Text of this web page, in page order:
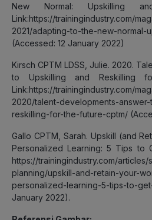
New Normal: Upskilling
Link:https://trainingindustry.com/
2021/adapting-to-the-new-normal-
(Accessed: 12 January 2022)
Kirsch CPTM LDSS, Julie. 2020.
to Upskilling and Reskilling
Link:https://trainingindustry.com/
2020/talent-developments-
reskilling-for-the-future-cptm/
Gallo CPTM, Sarah. Upskill (and
Personalized Learning: 5 Tips to
https://trainingindustry.com/
planning/upskill-and-retain-your-
personalized-learning-5-tips-to-
January 2022).